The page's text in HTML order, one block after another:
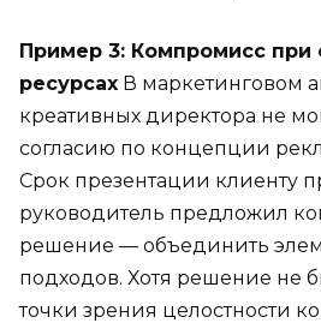
Пример 3: Компромисс при
ресурсах В маркетинговом
креативных директора не
согласию по концепции
Срок презентации клиенту
руководитель предложил
решение — объединить
подходов. Хотя решение не
точки зрения целостности